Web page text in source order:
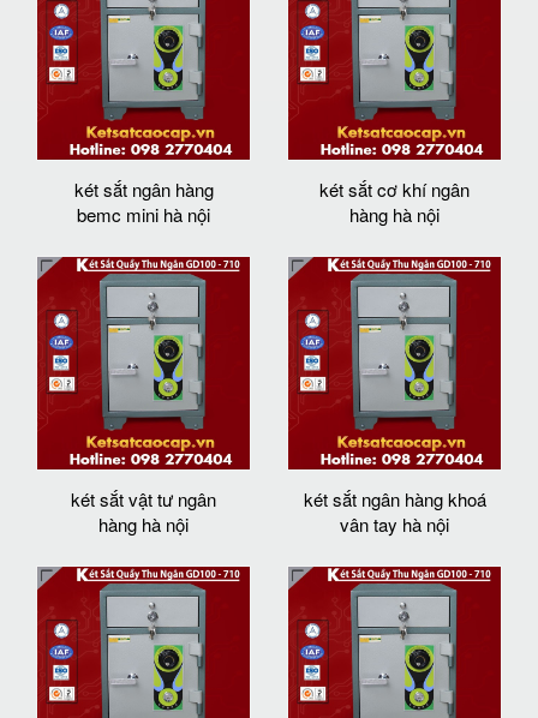
két sắt ngân hàng
bemc mini hà nội
két sắt cơ khí ngân
hàng hà nội
két sắt vật tư ngân
hàng hà nội
két sắt ngân hàng khoá
vân tay hà nội